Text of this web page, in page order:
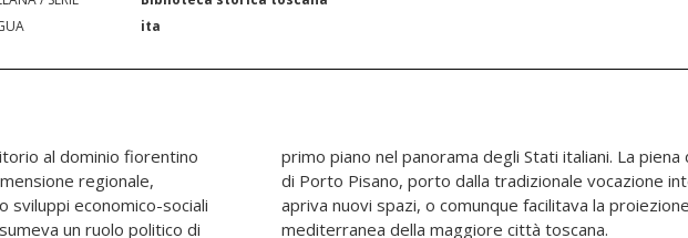
ita
al dominio fiorentino
regionale,
sviluppi economico-sociali
un ruolo politico di
La piena disponibilità
internazionale,
la proiezione
mediterranea della maggiore città toscana.